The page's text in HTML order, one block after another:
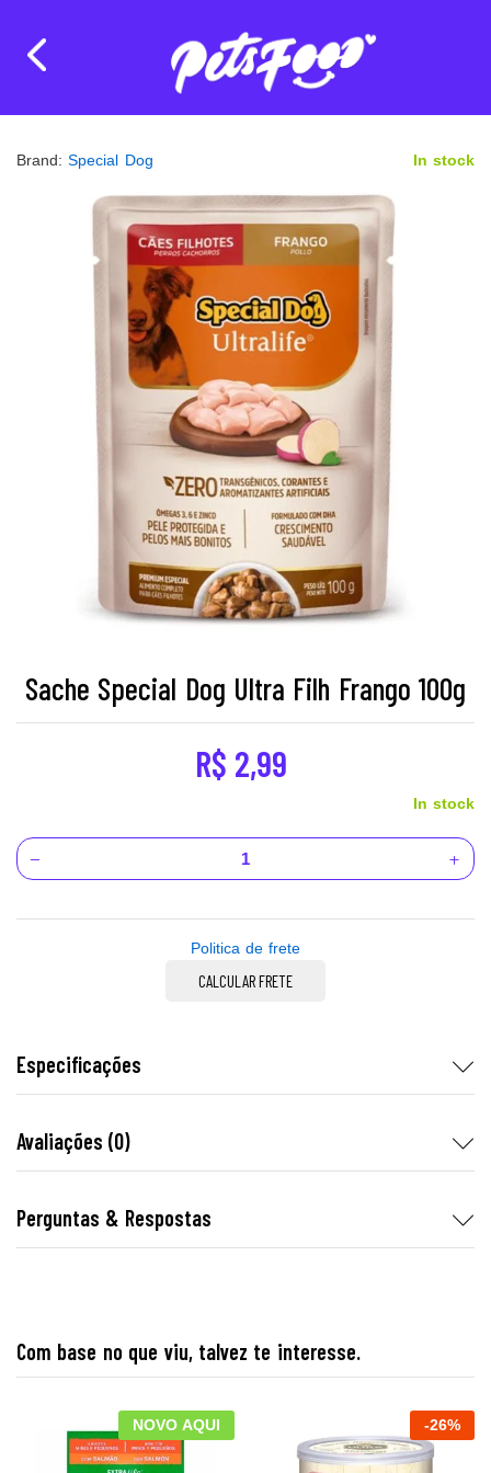
Brand:Special Dog In stock
Sache Special Dog Ultra Filh Frango 100g
R$ 2,99
In stock
Politica de frete
CALCULAR FRETE
Especificações
Avaliações (0)
Perguntas & Respostas
Com base no que viu, talvez te interesse.
NOVO AQUI -26%